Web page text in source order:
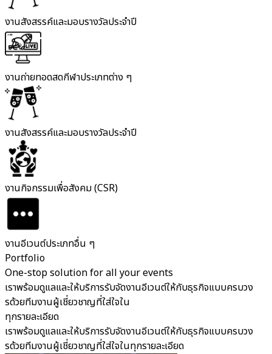
งานสังสรรค์และมอบรางวัลประจำปี
งานถ่ายทอดสดกีฬาประเภทต่าง ๆ
งานสังสรรค์และมอบรางวัลประจำปี
งานกิจกรรมเพื่อสังคม (CSR)
งานอีเวนต์ประเภทอื่น ๆ
Portfolio
One-stop solution for all your events
เราพร้อมดูแลและให้บริการรับจัดงานอีเวนต์ให้กับธุรกิจแบบครบวง
รด้วยทีมงานผู้เชี่ยวชาญที่ใส่ใจใน
ทุกรายละเอียด
เราพร้อมดูแลและให้บริการรับจัดงานอีเวนต์ให้กับธุรกิจแบบครบวง
รด้วยทีมงานผู้เชี่ยวชาญที่ใส่ใจในทุกรายละเอียด